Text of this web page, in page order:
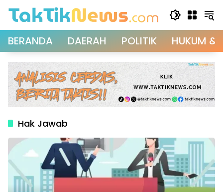
BERANDA DAERAH POLITIK HUKUM &
Hak Jawab